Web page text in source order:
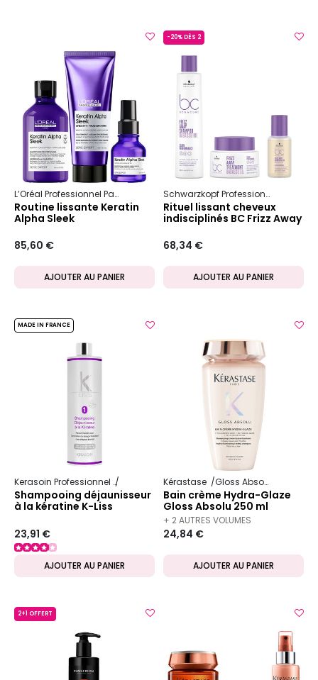
L’Oréal Professionnel Paris
Routine lissante Keratin
Alpha Sleek
85,60 €
AJOUTER AU PANIER
-20% DÈS 2
Schwarzkopf Professional
Rituel lissant cheveux
indisciplinés BC Frizz Away
68,34 €
AJOUTER AU PANIER
MADE IN FRANCE
Kerasoin Professionnel
Shampooing déjaunisseur
à la kératine K-Liss
23,91 €
AJOUTER AU PANIER
Kérastase Gloss Absolu
Bain crème Hydra-Glaze
Gloss Absolu 250 ml
+ 2 AUTRES VOLUMES
DISPONIBLES
24,84 €
AJOUTER AU PANIER
2+1 OFFERT